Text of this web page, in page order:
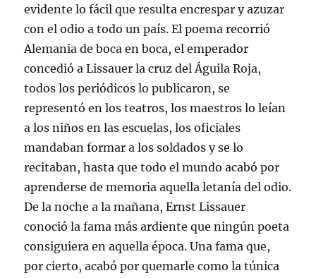
evidente lo fácil que resulta encrespar y azuzar
con el odio a todo un país. El poema recorrió
Alemania de boca en boca, el emperador
concedió a Lissauer la cruz del Águila Roja,
todos los periódicos lo publicaron, se
representó en los teatros, los maestros lo leían
a los niños en las escuelas, los oficiales
mandaban formar a los soldados y se lo
recitaban, hasta que todo el mundo acabó por
aprenderse de memoria aquella letanía del odio.
De la noche a la mañana, Ernst Lissauer
conoció la fama más ardiente que ningún poeta
consiguiera en aquella época. Una fama que,
por cierto, acabó por quemarle como la túnica